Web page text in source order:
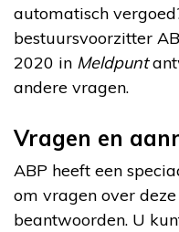
automatisch
bestuursvoorzitter
2020 in Meldpunt
andere vragen.
Vragen en
ABP heeft een
om vragen over
beantwoorden. U